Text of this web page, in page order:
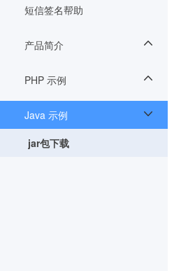
短信签名帮助
产品简介
PHP 示例
Java 示例
jar包下载